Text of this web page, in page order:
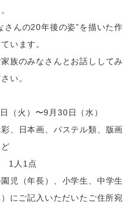
さんの20年後の姿”を描いた作
います。
族のみなさんとお話ししてみ
い。
火）〜9月30日（水）
、日本画、パステル類、版画
1人1点
児（年長）、小学生、中学生
ご記入いただいたご住所宛